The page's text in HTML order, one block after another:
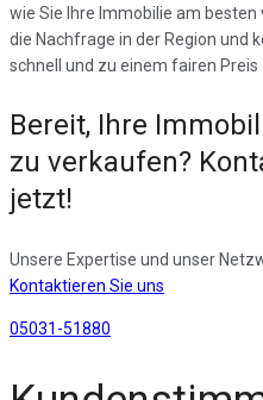
wie Sie Ihre Immobilie am
die Nachfrage in der Region und
schnell und zu einem fairen Preis
Bereit, Ihre
zu verkaufen?
jetzt!
Unsere Expertise und unser
Kontaktieren Sie uns
05031-51880